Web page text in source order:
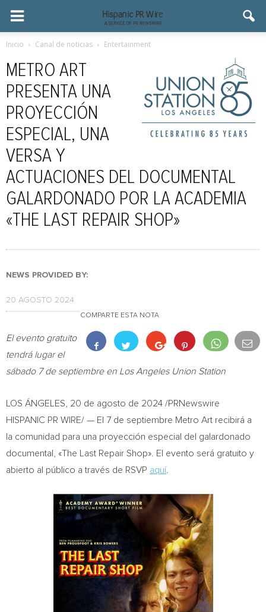
Inicio Canal de noticias Entertainment
METRO ART
PRESENTA UNA
PROYECCIÓN
ESPECIAL, UNA
VERSA Y
ACTUACIONES DEL DOCUMENTAL
GALARDONADO POR LA ACADEMIA
«THE LAST REPAIR SHOP»
NEWS PROVIDED BY:
20 AGOSTO 2024
COMPARTE ESTA NOTA
El evento gratuito
tendrá lugar el
sábado 7 de septiembre en Los Angeles Union Station
LOS ÁNGELES 20 de agosto de 2024 /PRNewswire
HISPANIC PR WIRE/ — El 7 de septiembre Metro Art recibirá a
la comunidad para una proyección especial del galardonado
documental, «The Last Repair Shop». El evento será gratuito y
abierto al público a través de RSVP aquí